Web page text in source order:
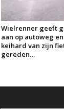
Wielrenner geeft
aan op autoweg
keihard van zijn
gereden…